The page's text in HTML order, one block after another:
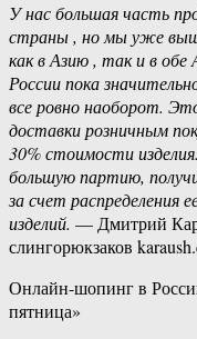
У нас большая часть
страны , но мы уже
как в Азию , так и в обе
России пока
все ровно наоборот.
доставки розничным
30% стоимости
большую партию,
за счет распределения
изделий. — Дмитрий
слингорюкзаков
Онлайн-шопинг в
пятница»